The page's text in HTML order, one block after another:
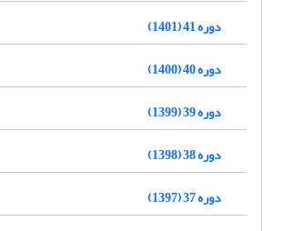
دوره 41 (1401)
دوره 40 (1400)
دوره 39 (1399)
دوره 38 (1398)
دوره 37 (1397)